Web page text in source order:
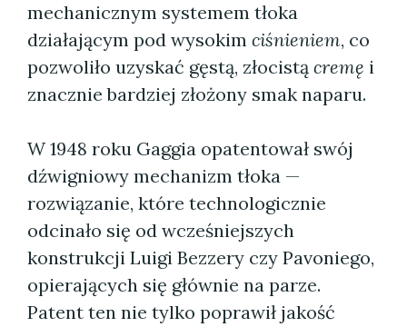
mechanicznym systemem tłoka
działającym pod wysokim ciśnieniem, co
pozwoliło uzyskać gęstą, złocistą cremę i
znacznie bardziej złożony smak naparu.
W 1948 roku Gaggia opatentował swój
dźwigniowy mechanizm tłoka —
rozwiązanie, które technologicznie
odcinało się od wcześniejszych
konstrukcji Luigi Bezzery czy Pavoniego,
opierających się głównie na parze.
Patent ten nie tylko poprawił jakość